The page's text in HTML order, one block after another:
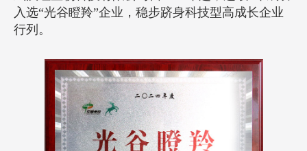
2017
相继推向市场
2016
· 精密直线电机运动产品研制供应市场
· 多轴光纤拉锥/硅光耦合产品研制成功
入选“光谷瞪羚”企业，稳步跻身科技型高成长企业
行列。